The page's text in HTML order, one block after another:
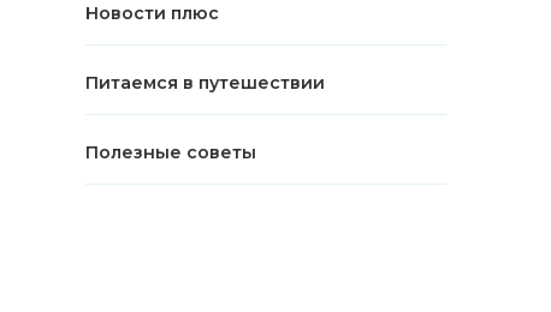
Новости плюс
Питаемся в путешествии
Полезные советы